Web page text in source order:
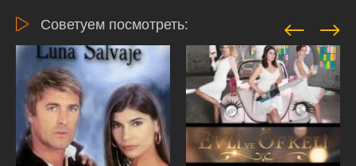
Советуем посмотреть: